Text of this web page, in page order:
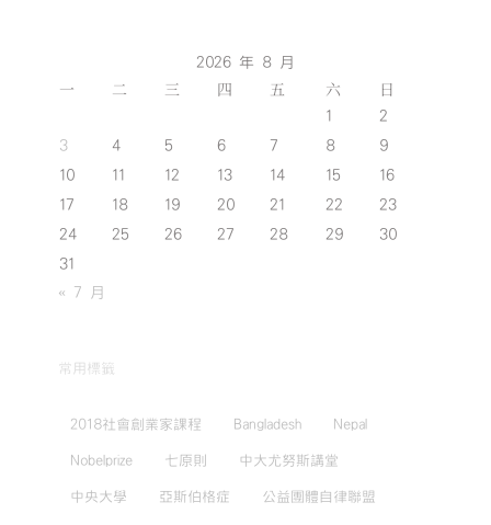
2026 年 8 月
一 二 三 四 五 六 日
1
2
3
4 5 6 7 8
9
10
11 12 13 14 15
16
17
18 19 20 21 22
23
24
25 26 27 28 29
30
31
« 7 月
常用標籤
2018社會創業家課程 Bangladesh Nepal
Nobelprize 七原則 中大尤努斯講堂
中央大學 亞斯伯格症 公益團體自律聯盟